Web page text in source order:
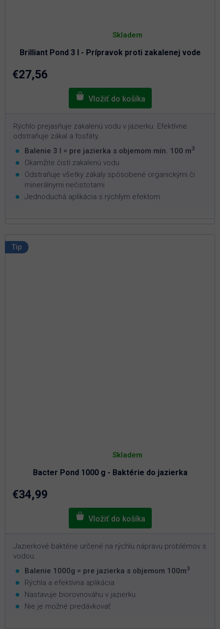
Brilliant Pond 3 l - Prípravok proti zakalenej vode
hodnotenie
je
5,0
Skladem
€27,56
Rýchlo prejasňuje zakalenú vodu v jazierku. Efektívne
odstraňuje zákal a fosfáty.
Balenie 3 l = pre jazierka s objemom min. 100 m3
Okamžite čistí zakalenú vodu
Odstraňuje všetky zákaly spôsobené organickými či
minerálnymi nečistotami
Jednoduchá aplikácia s rýchlym efektom
Tip
Bacter Pond 1000 g - Baktérie do jazierka
hodnotenie
je
4,8
Skladem
€34,99
Jazierkové baktérie určené na rýchlu nápravu problémov s
vodou.
Balenie 1000g = pre jazierka s objemom 100m3
Rýchla a efektívna aplikácia
Nastavuje biorovnováhu v jazierku
Nie je možné predávkovať